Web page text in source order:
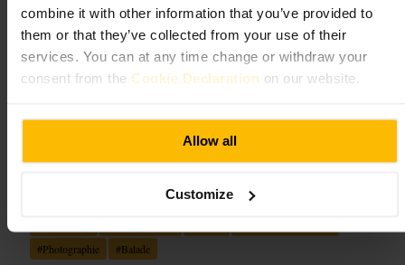
combine it with other information that you’ve provided to
them or that they’ve collected from your use of their
services. You can at any time change or withdraw your
consent from the Cookie Declaration on our website.
Allow all
Customize
Image / Tripadvisor
d’Édimbourg”
#Photographie #Balade